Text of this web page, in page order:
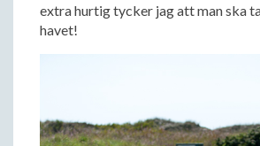
extra hurtig tycker jag att man ska
havet!